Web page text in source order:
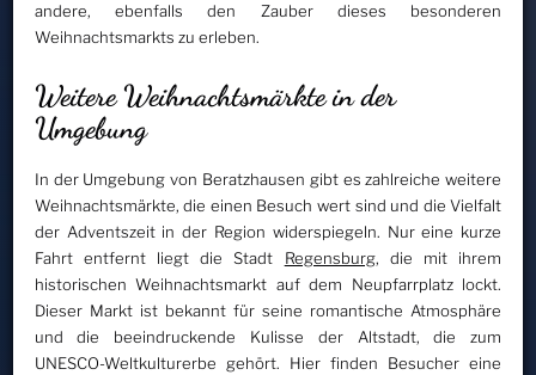
andere, ebenfalls den Zauber dieses besonderen
Weihnachtsmarkts zu erleben.
Weitere Weihnachtsmärkte in der
Umgebung
In der Umgebung von Beratzhausen gibt es zahlreiche weitere
Weihnachtsmärkte, die einen Besuch wert sind und die Vielfalt
der Adventszeit in der Region widerspiegeln. Nur eine kurze
Fahrt entfernt liegt die Stadt Regensburg, die mit ihrem
historischen Weihnachtsmarkt auf dem Neupfarrplatz lockt.
Dieser Markt ist bekannt für seine romantische Atmosphäre
und die beeindruckende Kulisse der Altstadt, die zum
UNESCO-Weltkulturerbe gehört. Hier finden Besucher eine